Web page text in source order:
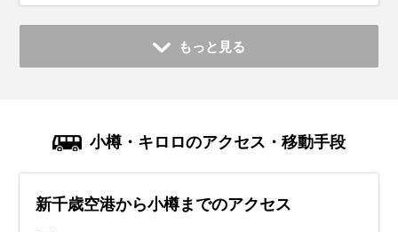
もっと見る
小樽・キロロのアクセス・移動手段
新千歳空港から小樽までのアクセス